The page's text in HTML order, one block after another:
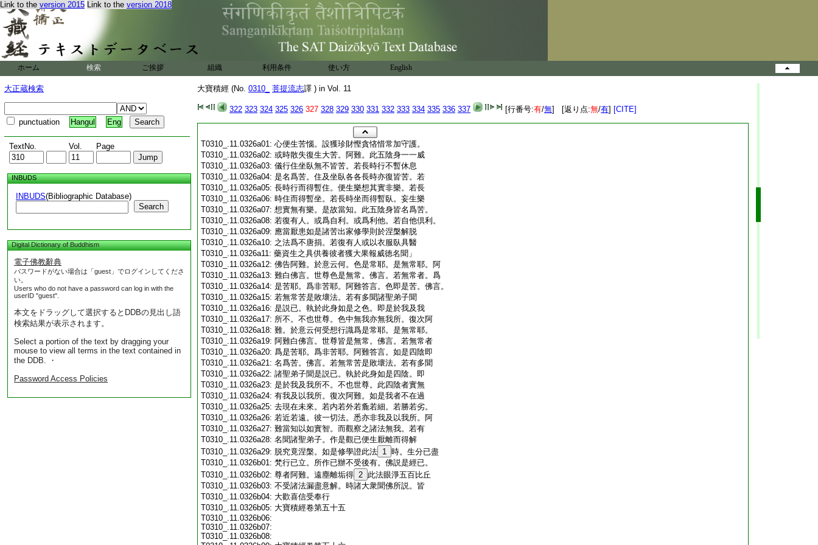
Link to the version 2015 Link to the version 2018
ホーム 検索 ご挨拶 組織 利用条件 使い方 English
大正蔵検索
punctuation Hangul Eng
TextNo. Vol. Page
INBUDS
INBUDS(Bibliographic Database)
Search
Digital Dictionary of Buddhism
電子佛教辭典
パスワードがない場合は「guest」でログインしてくださ
い。
Users who do not have a password can log in with the
userID "guest".
本文をドラッグして選択するとDDBの見出し語
検索結果が表示されます。
Select a portion of the text by dragging your
mouse to view all terms in the text contained in
the DDB. ・
Password Access Policies
大寶積經 (No. 0310_ 菩提流志譯 ) in Vol. 11
322 323 324 325 326 327 328 329 330 331 332 333 334 335 336 337 [行番号:有/無] [返り点:無/有] [CITE]
T0310_.11.0326a01: 心便生苦惱。設獲珍財慳貪悋惜常加守護。
T0310_.11.0326a02: 或時散失復生大苦。阿難。此五陰身一一威
T0310_.11.0326a03: 儀行住坐臥無不皆苦。若長時行不暫休息
T0310_.11.0326a04: 是名爲苦。住及坐臥各各長時亦復皆苦。若
T0310_.11.0326a05: 長時行而得暫住。便生樂想其實非樂。若長
T0310_.11.0326a06: 時住而得暫坐。若長時坐而得暫臥。妄生樂
T0310_.11.0326a07: 想實無有樂。是故當知。此五陰身皆名爲苦。
T0310_.11.0326a08: 若復有人。或爲自利。或爲利他。若自他倶利。
T0310_.11.0326a09: 應當厭患如是諸苦出家修學則於涅槃解脱
T0310_.11.0326a10: 之法爲不唐捐。若復有人或以衣服臥具醫
T0310_.11.0326a11: 藥資生之具供養彼者獲大果報威徳名聞」
T0310_.11.0326a12: 佛告阿難。於意云何。色是常耶。是無常耶。阿
T0310_.11.0326a13: 難白佛言。世尊色是無常。佛言。若無常者。爲
T0310_.11.0326a14: 是苦耶。爲非苦耶。阿難答言。色即是苦。佛言。
T0310_.11.0326a15: 若無常苦是敗壞法。若有多聞諸聖弟子聞
T0310_.11.0326a16: 是説已。執於此身如是之色。即是於我及我
T0310_.11.0326a17: 所不。不也世尊。色中無我亦無我所。復次阿
T0310_.11.0326a18: 難。於意云何受想行識爲是常耶。是無常耶。
T0310_.11.0326a19: 阿難白佛言。世尊皆是無常。佛言。若無常者
T0310_.11.0326a20: 爲是苦耶。爲非苦耶。阿難答言。如是四陰即
T0310_.11.0326a21: 名爲苦。佛言。若無常苦是敗壞法。若有多聞
T0310_.11.0326a22: 諸聖弟子聞是説已。執於此身如是四陰。即
T0310_.11.0326a23: 是於我及我所不。不也世尊。此四陰者實無
T0310_.11.0326a24: 有我及以我所。復次阿難。如是我者不在過
T0310_.11.0326a25: 去現在未來。若内若外若麁若細。若勝若劣。
T0310_.11.0326a26: 若近若遠。彼一切法。悉亦非我及以我所。阿
T0310_.11.0326a27: 難當知以如實智。而觀察之諸法無我。若有
T0310_.11.0326a28: 名聞諸聖弟子。作是觀已便生厭離而得解
T0310_.11.0326a29: 脱究竟涅槃。如是修學證此法 1 時。生分已盡
T0310_.11.0326b01: 梵行已立。所作已辦不受後有。佛説是經已。
T0310_.11.0326b02: 尊者阿難。遠塵離垢得 2 此法眼淨五百比丘
T0310_.11.0326b03: 不受諸法漏盡意解。時諸大衆聞佛所説。皆
T0310_.11.0326b04: 大歡喜信受奉行
T0310_.11.0326b05: 大寶積經卷第五十五
T0310_.11.0326b06:
T0310_.11.0326b07:
T0310_.11.0326b08: